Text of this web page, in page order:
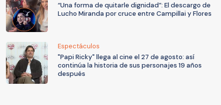
“Una forma de quitarle dignidad”: El descargo de
Lucho Miranda por cruce entre Campillai y Flores
Espectáculos
"Papi Ricky" llega al cine el 27 de agosto: así
continúa la historia de sus personajes 19 años
después